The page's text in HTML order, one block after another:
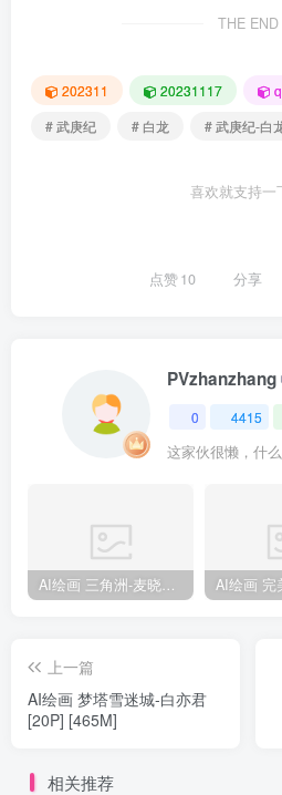
THE END
202311 20231117
# 武庚纪
# 白龙 # 武庚纪-白
喜欢就支持一
点赞10 分享
PVzhanzhang
0 4415
这家伙很懒，什
AI绘画 三角洲-麦晓雯 [15P] [57M]
上一篇
AI绘画 梦塔雪迷城-白亦君
[20P] [465M]
相关推荐